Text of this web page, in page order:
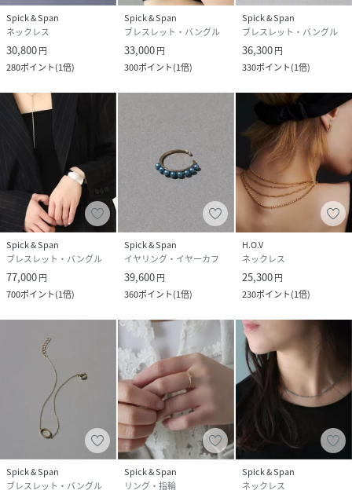
品番
QM4492_25112202302070
25112202302070-090-009 QM4492)
Spick & Span
ネックレス
30,800円
280ポイント(1倍)
Spick & Span
ブレスレット・バングル
33,000円
300ポイント(1倍)
Spick & Span
ブレスレット・バングル
36,300円
330ポイント(1倍)
Spick & Span
ブレスレット・バングル
77,000円
700ポイント(1倍)
Spick & Span
イヤリング・イヤーカフ
39,600円
360ポイント(1倍)
H.O.V
ネックレス
25,300円
230ポイント(1倍)
Spick & Span
ブレスレット・バングル
Spick & Span
リング・指輪
Spick & Span
ネックレス